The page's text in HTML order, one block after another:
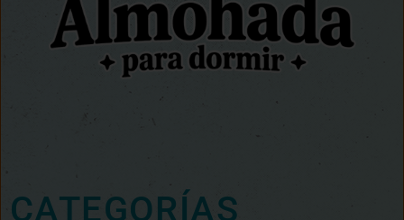
CATEGORÍAS